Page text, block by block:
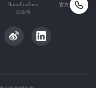
QuecDevZone
公众号
官方公众号